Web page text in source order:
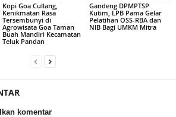
Kopi Goa Cullang,
Kenikmatan Rasa
Tersembunyi di
Agrowisata Goa Taman
Buah Mandiri Kecamatan
Teluk Pandan
Gandeng DPMPTSP
Kutim, LPB Pama Gelar
Pelatihan OSS-RBA dan
NIB Bagi UMKM Mitra
komentar